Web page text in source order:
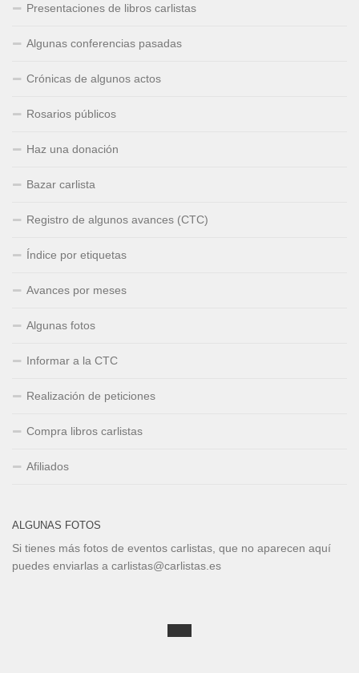
Presentaciones de libros carlistas
Algunas conferencias pasadas
Crónicas de algunos actos
Rosarios públicos
Haz una donación
Bazar carlista
Registro de algunos avances (CTC)
Índice por etiquetas
Avances por meses
Algunas fotos
Informar a la CTC
Realización de peticiones
Compra libros carlistas
Afiliados
ALGUNAS FOTOS
Si tienes más fotos de eventos carlistas, que no aparecen aquí
puedes enviarlas a carlistas@carlistas.es